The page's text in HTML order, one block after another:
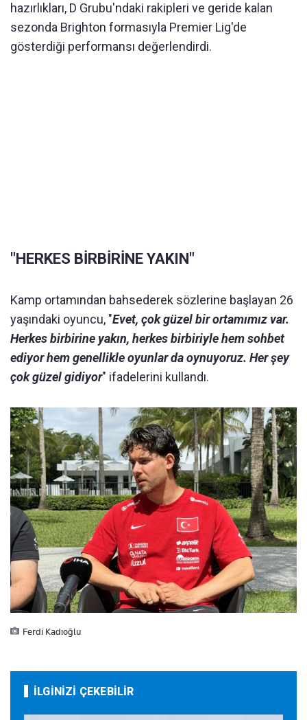
hazırlıkları, D Grubu'ndaki rakipleri ve geride kalan
sezonda Brighton formasıyla Premier Lig'de
gösterdiği performansı değerlendirdi.
"HERKES BİRBİRİNE YAKIN"
Kamp ortamından bahsederek sözlerine başlayan 26
yaşındaki oyuncu, "Evet, çok güzel bir ortamımız var.
Herkes birbirine yakın, herkes birbiriyle hem sohbet
ediyor hem genellikle oyunlar da oynuyoruz. Her şey
çok güzel gidiyor" ifadelerini kullandı.
Ferdi Kadıoğlu
İLGİNİZİ ÇEKEBİLİR